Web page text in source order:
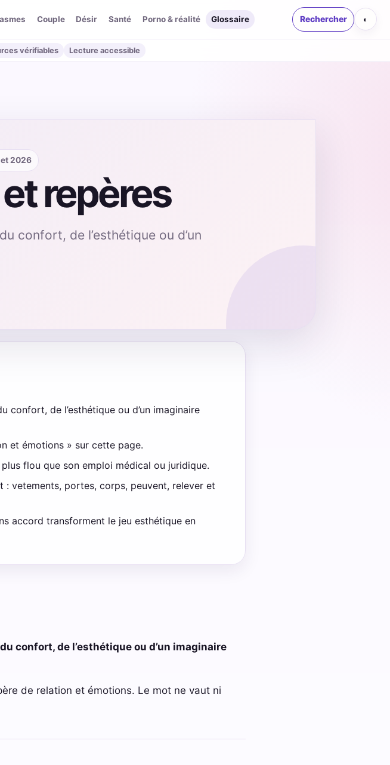
Couple Désir Santé Porno & réalité Glossaire Rechercher ◐
vérifiables Lecture accessible
2026
repères
confort, de l’esthétique ou d’un
de l’esthétique ou d’un imaginaire
et émotions » sur cette page.
flou que son emploi médical ou juridique.
: vetements, portes, corps, peuvent, relever et
accord transforment le jeu esthétique en
confort, de l’esthétique ou d’un imaginaire
de relation et émotions. Le mot ne vaut ni